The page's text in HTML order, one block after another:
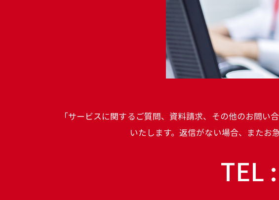
「サービスに関するご質問、資料請求、その他のお問
いたします。返信がない場合、またお
TEL